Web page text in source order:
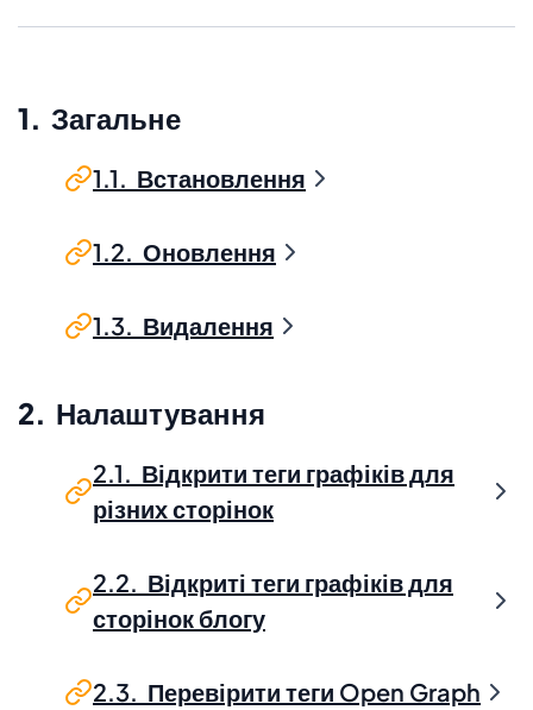
1. Загальне
1.1. Встановлення
1.2. Оновлення
1.3. Видалення
2. Налаштування
2.1. Відкрити теги графіків для
різних сторінок
2.2. Відкриті теги графіків для
сторінок блогу
2.3. Перевірити теги Open Graph